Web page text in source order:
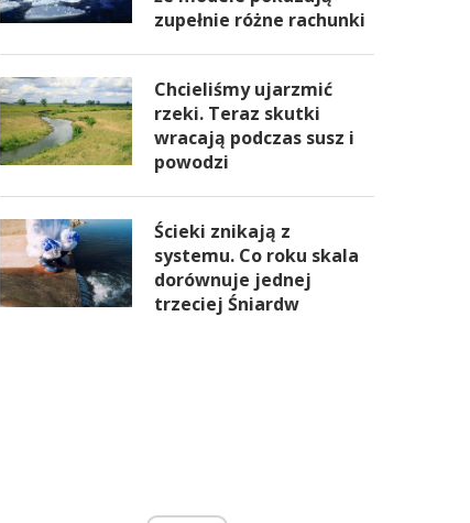
zupełnie różne rachunki
Chcieliśmy ujarzmić
rzeki. Teraz skutki
wracają podczas susz i
powodzi
Ścieki znikają z
systemu. Co roku skala
dorównuje jednej
trzeciej Śniardw